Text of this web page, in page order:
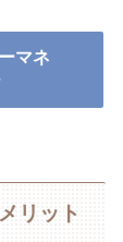
マネ
リット